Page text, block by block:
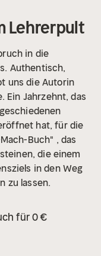
Lehrerpult
in die
Authentisch,
uns die Autorin
Ein Jahrzehnt, das
hat, für die
Buch" , das
die einem
in den Weg
zu lassen.
für 0 €